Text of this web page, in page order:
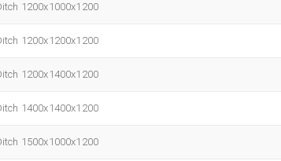
1200x1000x1200
1200x1200x1200
1200x1400x1200
1400x1400x1200
1500x1000x1200